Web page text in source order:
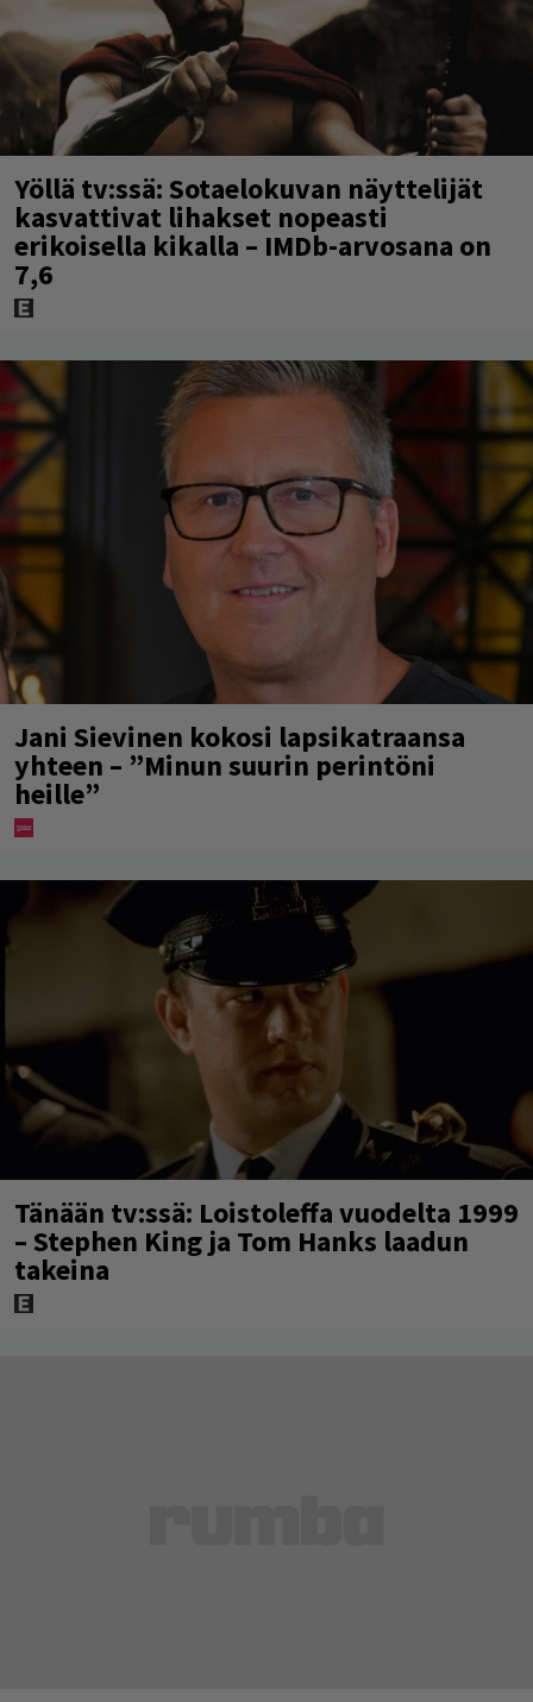
Yöllä tv:ssä: Sotaelokuvan näyttelijät
kasvattivat lihakset nopeasti
erikoisella kikalla – IMDb-arvosana on
7,6
Jani Sievinen kokosi lapsikatraansa
yhteen – ”Minun suurin perintöni
heille”
Tänään tv:ssä: Loistoleffa vuodelta 1999
– Stephen King ja Tom Hanks laadun
takeina